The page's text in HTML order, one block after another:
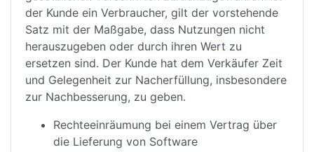
der Kunde ein Verbraucher, gilt der vorstehende
Satz mit der Maßgabe, dass Nutzungen nicht
herauszugeben oder durch ihren Wert zu
ersetzen sind. Der Kunde hat dem Verkäufer Zeit
und Gelegenheit zur Nacherfüllung, insbesondere
zur Nachbesserung, zu geben.
Rechteeinräumung bei einem Vertrag über
die Lieferung von Software